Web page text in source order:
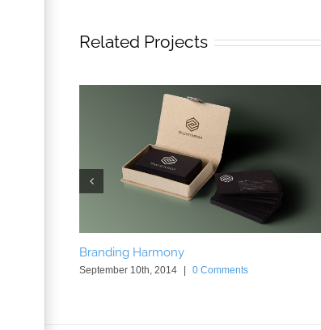
Related Projects
Branding Harmony
September 10th, 2014 0 Comments